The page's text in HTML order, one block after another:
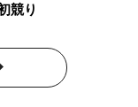
競り